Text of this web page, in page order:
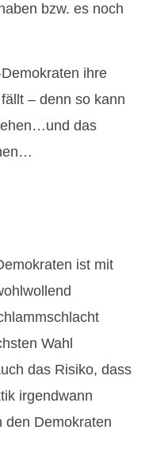
bzw. es noch
ihre
– denn so kann
das
ist mit
Wahl
das Risiko, dass
irgendwann
den Demokraten